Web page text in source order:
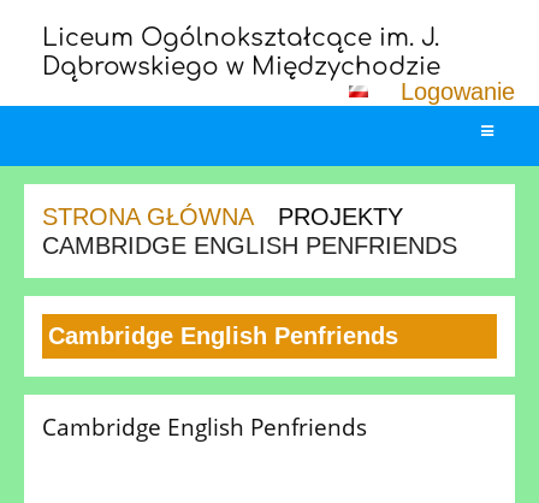
Liceum Ogólnokształcące im. J.
Dąbrowskiego w Międzychodzie
Logowanie
STRONA GŁÓWNA
PROJEKTY
CAMBRIDGE ENGLISH PENFRIENDS
Cambridge
English
Penfriends
Cambridge English Penfriends
Cambridge English Penfriends